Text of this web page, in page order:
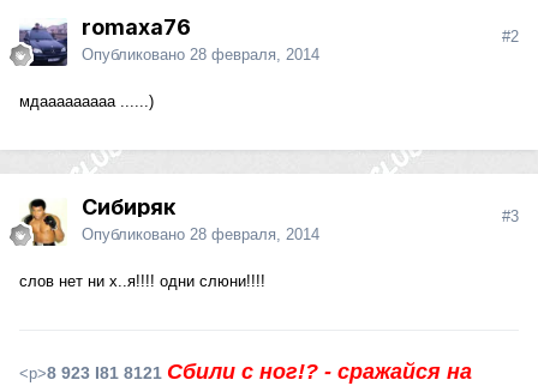
romaxa76
Опубликовано 28 февраля, 2014
#2
мдааааааааа ......)
Сибиряк
Опубликовано 28 февраля, 2014
#3
слов нет ни х..я!!!! одни слюни!!!!
<p>8 923 I81 8121 Сбили с ног!? - сражайся на